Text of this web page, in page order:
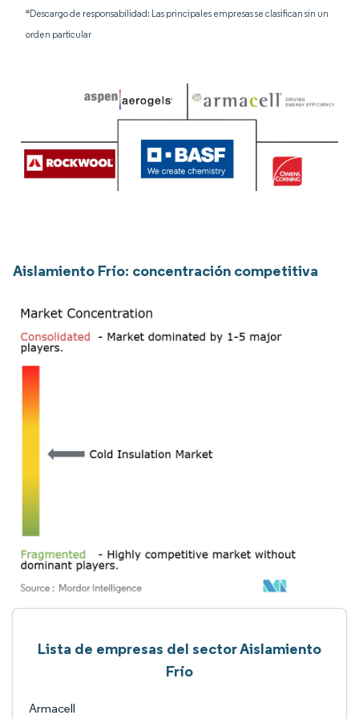
*Descargo de responsabilidad: Las principales empresas se clasifican sin un
orden particular
Aislamiento Frío: concentración competitiva
Lista de empresas del sector Aislamiento
Frío
Armacell